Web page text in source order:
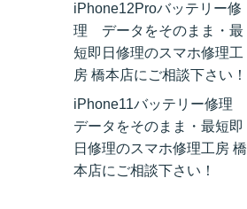
iPhone12Proバッテリー修
理 データをそのまま・最
短即日修理のスマホ修理工
房 橋本店にご相談下さい！
iPhone11バッテリー修理
データをそのまま・最短即
日修理のスマホ修理工房 橋
本店にご相談下さい！